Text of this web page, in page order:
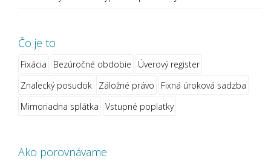
Čo je to
Fixácia Bezúročné obdobie
Úverový register
Znalecký posudok
Záložné právo
Fixná úroková sadzba
Mimoriadna splátka
Vstupné poplatky
Ako porovnávame